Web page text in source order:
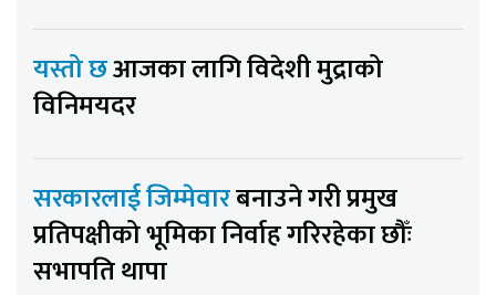
यस्तो छआजका लागि विदेशी मुद्राको
विनिमयदर
सरकारलाई जिम्मेवारबनाउने गरी प्रमुख
प्रतिपक्षीको भूमिका निर्वाह गरिरहेका छौँः
सभापति थापा